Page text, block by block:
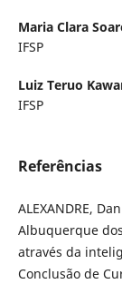
Maria Clara
IFSP
Luiz Teruo
IFSP
Referências
ALEXANDRE,
Albuquerque
através da
Conclusão de